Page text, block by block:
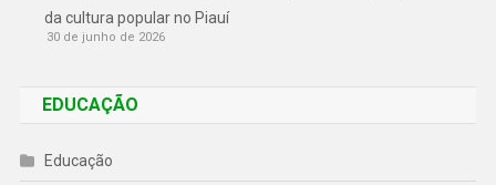
da cultura popular no Piauí
30 de junho de 2026
EDUCAÇÃO
Educação